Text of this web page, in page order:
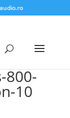
800-
10